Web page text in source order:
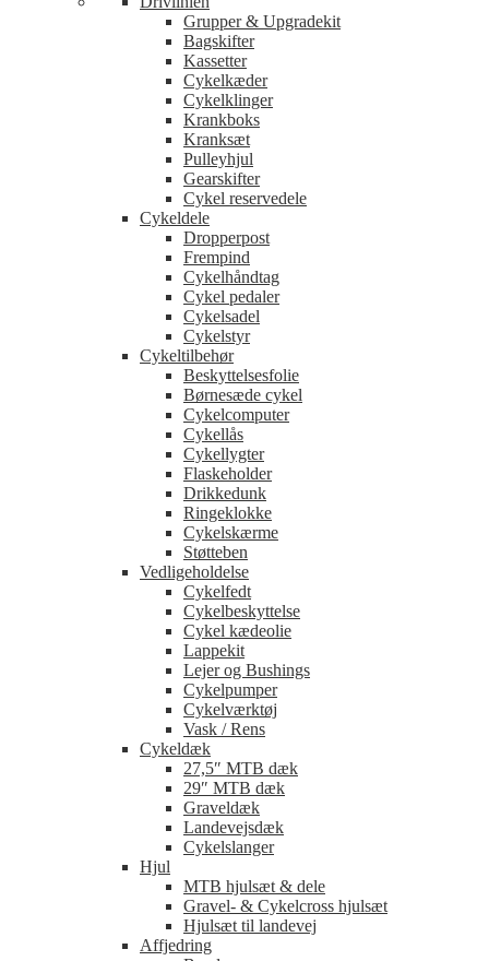
Grupper & Upgradekit
Bagskifter
Kassetter
Cykelkæder
Cykelklinger
Krankboks
Kranksæt
Pulleyhjul
Gearskifter
Cykel reservedele
Cykeldele
Dropperpost
Frempind
Cykelhåndtag
Cykel pedaler
Cykelsadel
Cykelstyr
Cykeltilbehør
Beskyttelsesfolie
Børnesæde cykel
Cykelcomputer
Cykellås
Cykellygter
Flaskeholder
Drikkedunk
Ringeklokke
Cykelskærme
Støtteben
Vedligeholdelse
Cykelfedt
Cykelbeskyttelse
Cykel kædeolie
Lappekit
Lejer og Bushings
Cykelpumper
Cykelværktøj
Vask / Rens
Cykeldæk
27,5″ MTB dæk
29″ MTB dæk
Graveldæk
Landevejsdæk
Cykelslanger
Hjul
MTB hjulsæt & dele
Gravel- & Cykelcross hjulsæt
Hjulsæt til landevej
Affjedring